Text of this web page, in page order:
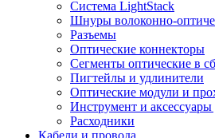
Система LightStack
Шнуры волоконно-
Разъемы
Оптические коннекторы
Сегменты оптические в
Пигтейлы и удлинители
Оптические модули и
Инструмент и
Расходники
Кабели и провода